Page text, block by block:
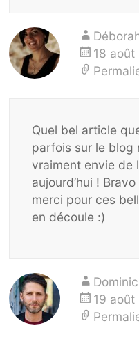
18
Quel bel article
parfois sur le blog
vraiment envie de
aujourd’hui !
merci pour ces
en découle :)
19 août